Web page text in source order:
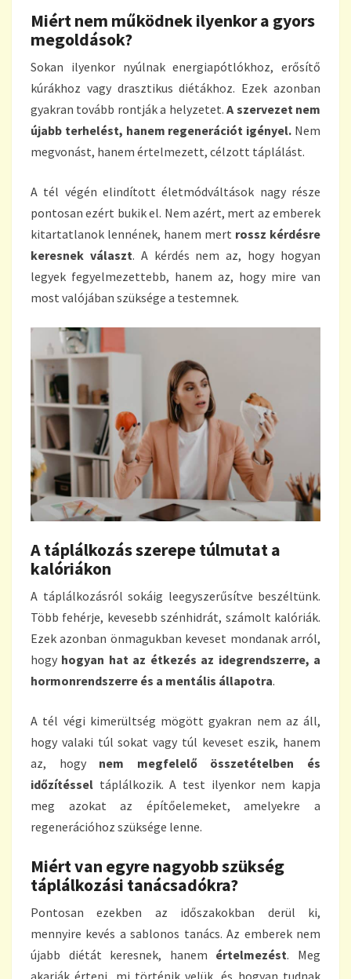
Miért nem működnek ilyenkor a gyors
megoldások?
Sokan ilyenkor nyúlnak energiapótlókhoz, erősítő
kúrákhoz vagy drasztikus diétákhoz. Ezek azonban
gyakran tovább rontják a helyzetet.A szervezet nem
újabb terhelést, hanem regenerációt igényel. Nem
megvonást, hanem értelmezett, célzott táplálást.
A tél végén elindított életmódváltások nagy része
pontosan ezért bukik el. Nem azért, mert az emberek
kitartatlanok lennének, hanem mert rossz kérdésre
keresnek választ. A kérdés nem az, hogy hogyan
legyek fegyelmezettebb, hanem az, hogy mire van
most valójában szüksége a testemnek.
A táplálkozás szerepe túlmutat a
kalóriákon
A táplálkozásról sokáig leegyszerűsítve beszéltünk.
Több fehérje, kevesebb szénhidrát, számolt kalóriák.
Ezek azonban önmagukban keveset mondanak arról,
hogy hogyan hat az étkezés az idegrendszerre, a
hormonrendszerre és a mentális állapotra.
A tél végi kimerültség mögött gyakran nem az áll,
hogy valaki túl sokat vagy túl keveset eszik, hanem
az, hogy nem megfelelő összetételben és
időzítéssel táplálkozik. A test ilyenkor nem kapja
meg azokat az építőelemeket, amelyekre a
regenerációhoz szüksége lenne.
Miért van egyre nagyobb szükség
táplálkozási tanácsadókra?
Pontosan ezekben az időszakokban derül ki,
mennyire kevés a sablonos tanács. Az emberek nem
újabb diétát keresnek, hanem értelmezést. Meg
akarják érteni, mi történik velük, és hogyan tudnak